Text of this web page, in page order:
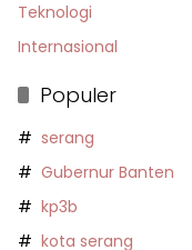
Teknologi
Internasional
Populer
serang
Gubernur Banten
kp3b
kota serang